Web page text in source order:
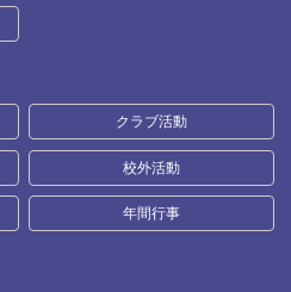
クラブ活動
校外活動
年間行事